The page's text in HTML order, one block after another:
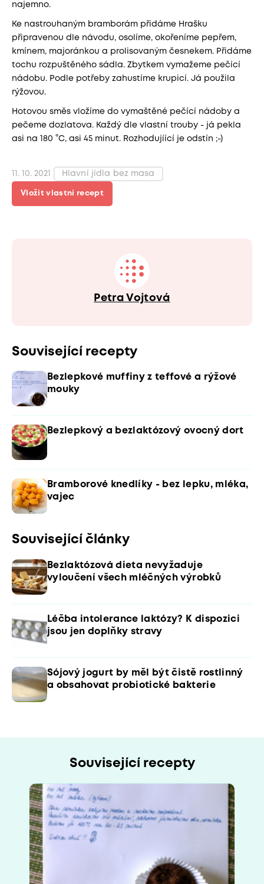
najemno.
Ke nastrouhaným bramborám přidáme Hrašku
připravenou dle návodu, osolíme, okořeníme pepřem,
kmínem, majoránkou a prolisovaným česnekem. Přidáme
tochu rozpuštěného sádla. Zbytkem vymažeme pečící
nádobu. Podle potřeby zahustíme krupicí. Já použila
rýžovou.
Hotovou směs vložíme do vymaštěné pečící nádoby a
pečeme dozlatova. Každý dle vlastní trouby - já pekla
asi na 180 °C, asi 45 minut. Rozhodujíící je odstín ;-)
11. 10. 2021 Hlavní jídla bez masa
Vložit vlastní recept
Petra Vojtová
Související recepty
Bezlepkové muffiny z teffové a rýžové
mouky
Bezlepkový a bezlaktózový ovocný dort
Bramborové knedlíky - bez lepku, mléka,
vajec
Související články
Bezlaktózová dieta nevyžaduje
vyloučení všech mléčných výrobků
Léčba intolerance laktózy? K dispozici
jsou jen doplňky stravy
Sójový jogurt by měl být čistě rostlinný
a obsahovat probiotické bakterie
Související recepty